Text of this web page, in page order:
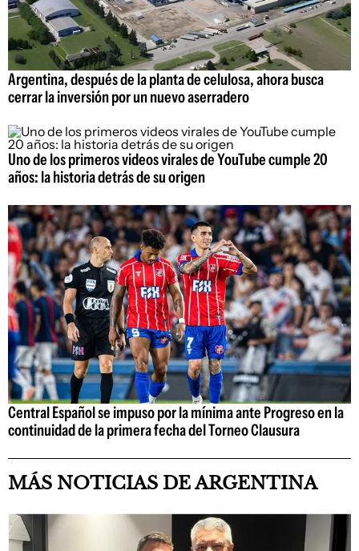
Argentina, después de la planta de celulosa, ahora busca
cerrar la inversión por un nuevo aserradero
Uno de los primeros videos virales de YouTube cumple 20
años: la historia detrás de su origen
Central Español se impuso por la mínima ante Progreso en la
continuidad de la primera fecha del Torneo Clausura
MÁS NOTICIAS DE ARGENTINA